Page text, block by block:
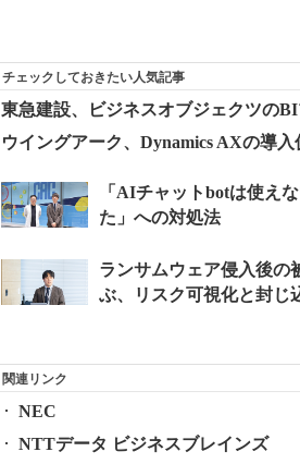
チェックしておきたい人気記事
東急建設、ビジネスオブジェクツの
ウイングアーク、Dynamics AXの導
関連リンク
NEC
NTTデータ ビジネスブレインズ